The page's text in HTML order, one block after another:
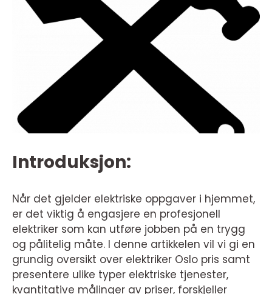
Introduksjon:
Når det gjelder elektriske oppgaver i hjemmet,
er det viktig å engasjere en profesjonell
elektriker som kan utføre jobben på en trygg
og pålitelig måte. I denne artikkelen vil vi gi en
grundig oversikt over elektriker Oslo pris samt
presentere ulike typer elektriske tjenester,
kvantitative målinger av priser, forskjeller